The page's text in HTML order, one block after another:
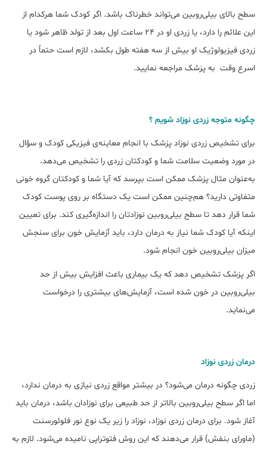
سطح بالای بیلی‌روبین می‌تواند خطرناک باشد. اگر کودک شما هرکدام از
این علائم را دارد، یا زردی او در ۲۴ ساعت اول بعد از تولد ظاهر شود یا
زردی فیزیولوژیک او بیش از سه‌ هفته طول بکشد، لازم است حتماً در
اسرع وقت به پزشک مراجعه نمایید.
چگونه متوجه زردی نوزاد شویم ؟
برای تشخیص زردی نوزاد پزشک با انجام معاینه‌ی فیزیکی کودک و سؤال
در مورد وضعیت سلامت شما و کودکتان زردی را تشخیص می‌دهد.
به‌عنوان مثال پزشک ممکن است بپرسد که آیا شما و کودکتان گروه خونی
متفاوتی دارید؟ هم‌چنین ممکن است یک دستگاه بر روی پوست کودک
شما قرار دهد تا سطح بیلی‌روبین نوزادتان را اندازه‌گیری کند. برای تعیین
اینکه آیا کودک شما نیاز به درمان دارد، باید آزمایش خون برای سنجش
میزان بیلی‌روبین خون انجام شود.
اگر پزشک تشخیص دهد که یک بیماری باعث افزایش بیش از حد
بیلی‌روبین در خون شده است، آزمایش‌های بیشتری را درخواست
می‌نماید.
درمان زردی نوزاد
زردی چگونه درمان می‌شود؟ در بیشتر مواقع زردی نیازی به درمان ندارد،
اما اگر سطح بیلی‌روبین بالاتر از حد طبیعی برای نوزادان باشد، درمان باید
آغاز شود. برای درمان زردی نوزاد، نوزاد را زیر یک نوع نور فلوئورسنت
(ماورای بنفش) قرار می‌‌دهند که این روش فتوتراپی نامیده می‌شود. لازم به